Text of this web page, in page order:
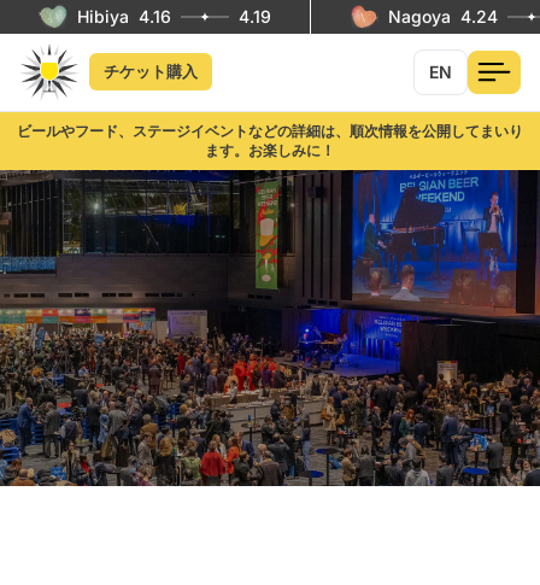
Hibiya 4.16 4.19 Nagoya 4.24
チケット購入 EN
ビールやフード、ステージイベントなどの詳細は、順次情報を公開してまいり
ます。お楽しみに！